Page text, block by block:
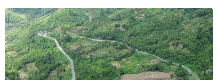
lừa đảo "chạy án" tại Đắk Lắk
06/08/2026 15:07
Cảnh sát khám xét nơi ở của Huấn